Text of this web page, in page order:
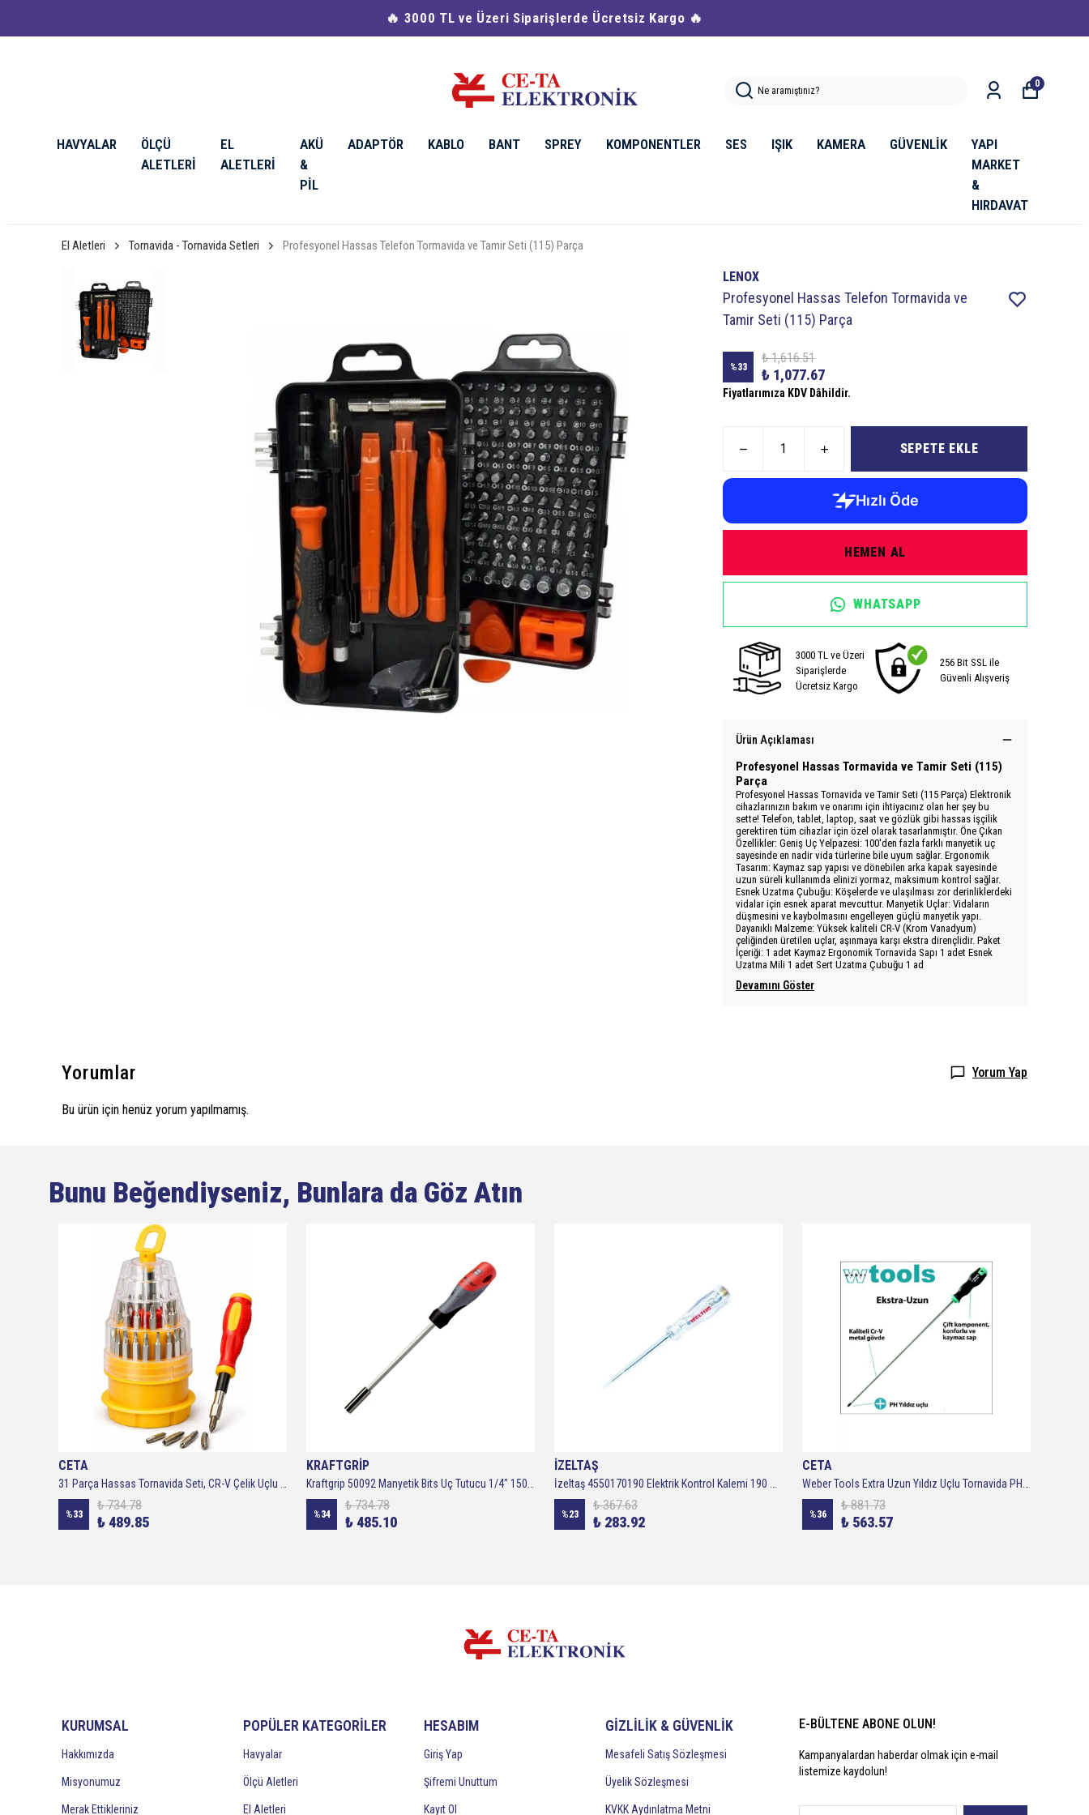
🔥 3000 TL ve Üzeri Siparişlerde Ücretsiz Kargo 🔥
HAVYALAR
ÖLÇÜ
ALETLERİ
EL
ALETLERİ
AKÜ
&
PİL
ADAPTÖR KABLO BANT SPREY KOMPONENTLER SES IŞIK KAMERA GÜVENLİK
YAPI
MARKET
&
HIRDAVAT
0
El Aletleri Tornavida - Tornavida Setleri Profesyonel Hassas Telefon Tormavida ve Tamir Seti (115) Parça
LENOX
Profesyonel Hassas Telefon Tormavida ve
Tamir Seti (115) Parça
%33
₺ 1,616.51
₺ 1,077.67
Fiyatlarımıza KDV Dâhildir.
SEPETE EKLE
HEMEN AL
WHATSAPP
3000 TL ve Üzeri
Siparişlerde
Ücretsiz Kargo
256 Bit SSL ile
Güvenli Alışveriş
Ürün Açıklaması
Profesyonel Hassas Tormavida ve Tamir Seti (115)
Parça
Profesyonel Hassas Tornavida ve Tamir Seti (115 Parça) Elektronik
cihazlarınızın bakım ve onarımı için ihtiyacınız olan her şey bu
sette! Telefon, tablet, laptop, saat ve gözlük gibi hassas işçilik
gerektiren tüm cihazlar için özel olarak tasarlanmıştır. Öne Çıkan
Özellikler: Geniş Uç Yelpazesi: 100'den fazla farklı manyetik uç
sayesinde en nadir vida türlerine bile uyum sağlar. Ergonomik
Tasarım: Kaymaz sap yapısı ve dönebilen arka kapak sayesinde
uzun süreli kullanımda elinizi yormaz, maksimum kontrol sağlar.
Esnek Uzatma Çubuğu: Köşelerde ve ulaşılması zor derinliklerdeki
vidalar için esnek aparat mevcuttur. Manyetik Uçlar: Vidaların
düşmesini ve kaybolmasını engelleyen güçlü manyetik yapı.
Dayanıklı Malzeme: Yüksek kaliteli CR-V (Krom Vanadyum)
çeliğinden üretilen uçlar, aşınmaya karşı ekstra dirençlidir. Paket
İçeriği: 1 adet Kaymaz Ergonomik Tornavida Sapı 1 adet Esnek
Uzatma Mili 1 adet Sert Uzatma Çubuğu 1 ad
Devamını Göster
Yorumlar Yorum Yap
Bu ürün için henüz yorum yapılmamış.
Bunu Beğendiyseniz, Bunlara da Göz Atın
CETA
31 Parça Hassas Tornavida Seti, CR-V Çelik Uçlu Bit Seti, Manyetik Uçlu Mini Tornavida Takımı, Telefon, Laptop, Elektronik Cihaz, Oyuncak Ve Saat Tamiri İçin Çok Amaçlı Tamir Seti
%33
₺ 734.78
₺ 489.85
KRAFTGRİP
Kraftgrip 50092 Manyetik Bits Uç Tutucu 1/4" 150 MM 6mm altıgen bitsler için, altıgen şaft
%34
₺ 734.78
₺ 485.10
İZELTAŞ
İzeltaş 4550170190 Elektrik Kontrol Kalemi 190 mm
%23
₺ 367.63
₺ 283.92
CETA
Weber Tools Extra Uzun Yıldız Uçlu Tornavida PH1x400 MM
%36
₺ 881.73
₺ 563.57
KURUMSAL
Hakkımızda
Misyonumuz
Merak Ettikleriniz
POPÜLER KATEGORİLER
Havyalar
Ölçü Aletleri
El Aletleri
HESABIM
Giriş Yap
Şifremi Unuttum
Kayıt Ol
GİZLİLİK & GÜVENLİK
Mesafeli Satış Sözleşmesi
Üyelik Sözleşmesi
KVKK Aydınlatma Metni
E-BÜLTENE ABONE OLUN!
Kampanyalardan haberdar olmak için e-mail
listemize kaydolun!